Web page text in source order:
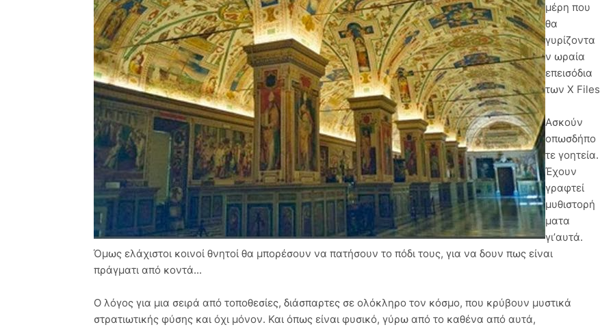
μέρη που
θα
γυρίζοντα
ν ωραία
επεισόδια
των X Files
Ασκούν
οπωσδήπο
τε γοητεία.
Έχουν
γραφτεί
μυθιστορή
ματα
γι’αυτά.
Όμως ελάχιστοι κοινοί θνητοί θα μπορέσουν να πατήσουν το πόδι τους, για να δουν πως είναι
πράγματι από κοντά...
Ο λόγος για μια σειρά από τοποθεσίες, διάσπαρτες σε ολόκληρο τον κόσμο, που κρύβουν μυστικά
στρατιωτικής φύσης και όχι μόνον. Και όπως είναι φυσικό, γύρω από το καθένα από αυτά,